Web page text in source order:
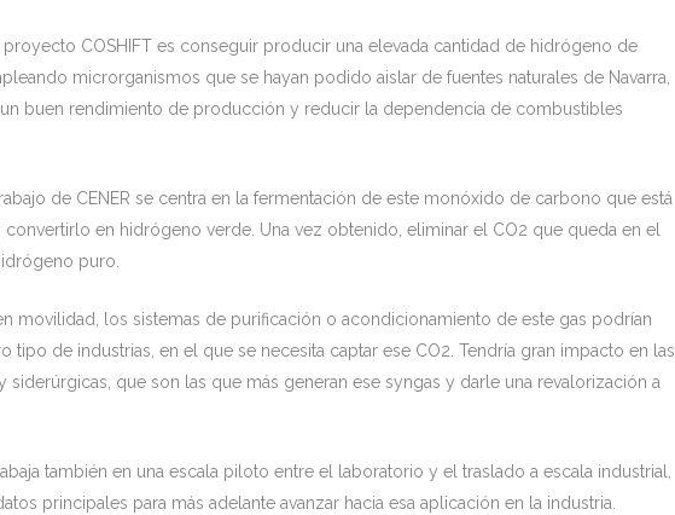
COSHIFT es conseguir producir una elevada cantidad de hidrógeno de
microrganismos que se hayan podido aislar de fuentes naturales de Navarra,
buen rendimiento de producción y reducir la dependencia de combustibles
de CENER se centra en la fermentación de este monóxido de carbono que está
en hidrógeno verde. Una vez obtenido, eliminar el CO2 que queda en el
puro.
movilidad, los sistemas de purificación o acondicionamiento de este gas podrían
tipo de industrias, en el que se necesita captar ese CO2. Tendría gran impacto en las
siderúrgicas, que son las que más generan ese syngas y darle una revalorización a
también en una escala piloto entre el laboratorio y el traslado a escala industrial,
principales para más adelante avanzar hacia esa aplicación en la industria.